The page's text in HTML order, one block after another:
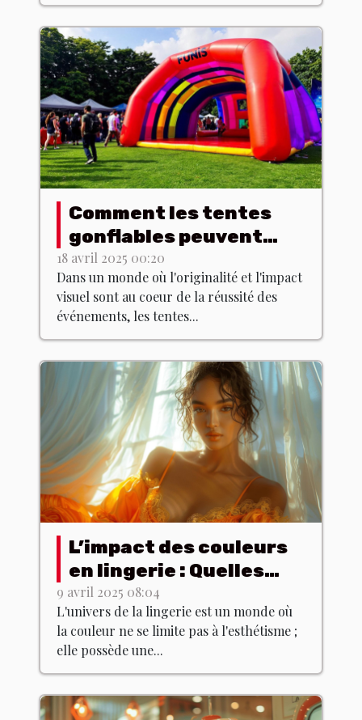
Comment les tentes
gonflables peuvent
dynamiser vos
événements
18 avril 2025 00:20
Dans un monde où l'originalité et l'impact
visuel sont au coeur de la réussité des
événements, les tentes...
L’impact des couleurs
en lingerie : Quelles
teintes choisir pour
quel effet ?
9 avril 2025 08:04
L'univers de la lingerie est un monde où
la couleur ne se limite pas à l'esthétisme ;
elle possède une...